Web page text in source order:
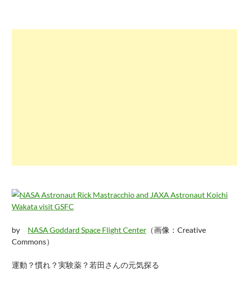
by NASA Goddard Space Flight Center （画像：Creative
Commons）
運動？慣れ？実験薬？若田さんの元気探る